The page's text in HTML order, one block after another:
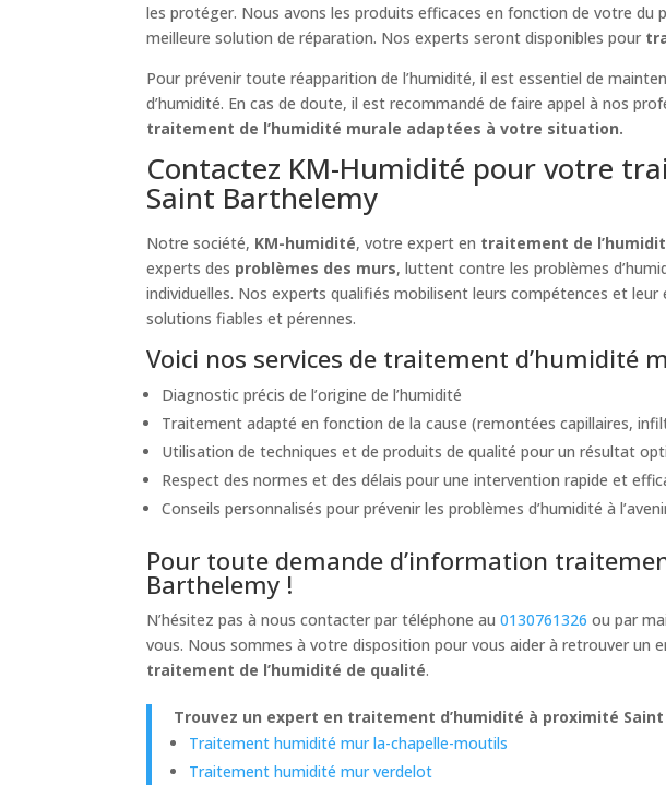
les protéger. Nous avons les produits efficaces en fonction de votre du
meilleure solution de réparation. Nos experts seront disponibles pour
Pour prévenir toute réapparition de l’humidité, il est essentiel de
d’humidité. En cas de doute, il est recommandé de faire appel à nos
traitement de l’humidité murale adaptées à votre situation.
Contactez KM-Humidité pour votre
Saint Barthelemy
Notre société, KM-humidité, votre expert en traitement de
experts des problèmes des murs, luttent contre les problèmes
individuelles. Nos experts qualifiés mobilisent leurs compétences et
solutions fiables et pérennes.
Voici nos services de traitement d’humidité
Diagnostic précis de l’origine de l’humidité
Traitement adapté en fonction de la cause (remontées capillaires,
Utilisation de techniques et de produits de qualité pour un résultat
Respect des normes et des délais pour une intervention rapide et
Conseils personnalisés pour prévenir les problèmes d’humidité à
Pour toute demande d’information
Barthelemy !
N’hésitez pas à nous contacter par téléphone au0130761326 ou par
vous. Nous sommes à votre disposition pour vous aider à retrouver
traitement de l’humidité de qualité.
Trouvez un expert en traitement d’humidité à proximité
Traitement humidité mur la-chapelle-moutils
Traitement humidité mur verdelot